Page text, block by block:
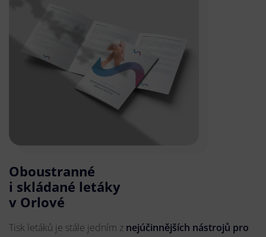
Oboustranné
i skládané letáky
v Orlové
Tisk letáků je stále jedním z nejúčinnějších nástrojů pro